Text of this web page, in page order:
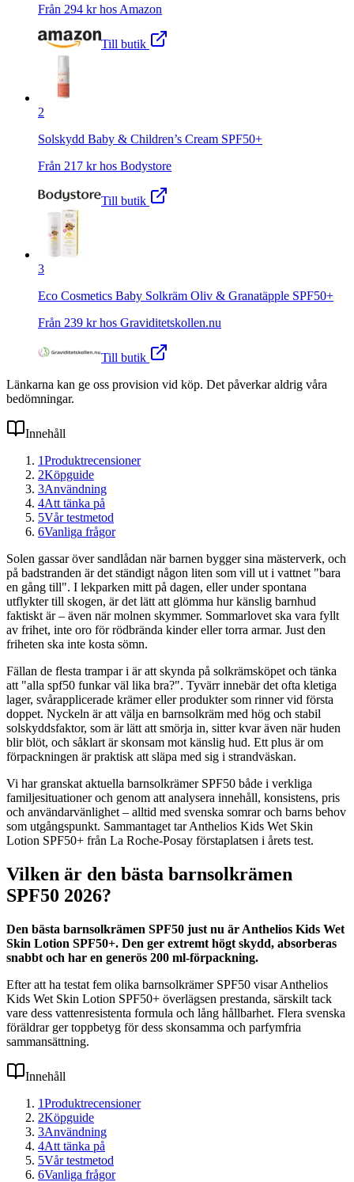
Från 294 kr hos Amazon
Till butik
2
Solskydd Baby & Children’s Cream SPF50+
Från 217 kr hos Bodystore
Till butik
3
Eco Cosmetics Baby Solkräm Oliv & Granatäpple SPF50+
Från 239 kr hos Graviditetskollen.nu
Till butik
Länkarna kan ge oss provision vid köp. Det påverkar aldrig våra
bedömningar.
Innehåll
1Produktrecensioner
2Köpguide
3Användning
4Att tänka på
5Vår testmetod
6Vanliga frågor
Solen gassar över sandlådan när barnen bygger sina mästerverk, och
på badstranden är det ständigt någon liten som vill ut i vattnet "bara
en gång till". I lekparken mitt på dagen, eller under spontana
utflykter till skogen, är det lätt att glömma hur känslig barnhud
faktiskt är – även när molnen skymmer. Sommarlovet ska vara fyllt
av frihet, inte oro för rödbrända kinder eller torra armar. Just den
friheten ska inte kosta sömn.
Fällan de flesta trampar i är att skynda på solkrämsköpet och tänka
att "alla spf50 funkar väl lika bra?". Tyvärr innebär det ofta kletiga
lager, svårapplicerade krämer eller produkter som rinner vid första
doppet. Nyckeln är att välja en barnsolkräm med hög och stabil
solskyddsfaktor, som är lätt att smörja in, sitter kvar även när huden
blir blöt, och såklart är skonsam mot känslig hud. Ett plus är om
förpackningen är praktisk att släpa med sig i strandväskan.
Vi har granskat aktuella barnsolkrämer SPF50 både i verkliga
familjesituationer och genom att analysera innehåll, konsistens, pris
och användarvänlighet – alltid med svenska somrar och barns behov
som utgångspunkt. Sammantaget tar Anthelios Kids Wet Skin
Lotion SPF50+ från La Roche-Posay förstaplatsen i årets test.
Vilken är den bästa barnsolkrämen
SPF50 2026?
Den bästa barnsolkrämen SPF50 just nu är Anthelios Kids Wet
Skin Lotion SPF50+. Den ger extremt högt skydd, absorberas
snabbt och har en generös 200 ml-förpackning.
Efter att ha testat fem olika barnsolkrämer SPF50 visar Anthelios
Kids Wet Skin Lotion SPF50+ överlägsen prestanda, särskilt tack
vare dess vattenresistenta formula och lång hållbarhet. Flera svenska
föräldrar ger toppbetyg för dess skonsamma och parfymfria
sammansättning.
Innehåll
1Produktrecensioner
2Köpguide
3Användning
4Att tänka på
5Vår testmetod
6Vanliga frågor